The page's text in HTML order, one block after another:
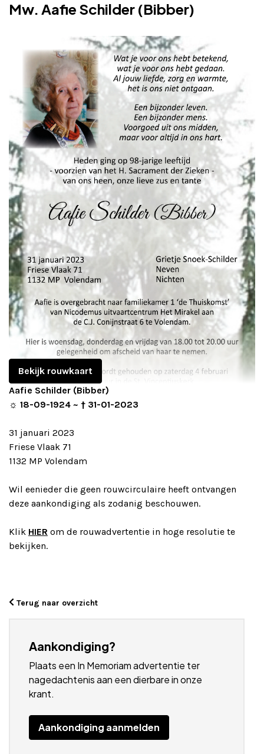
Adverteren
Adreswijziging
Contact
Mw. Aafie Schilder (Bibber)
Bekijk rouwkaart
Aafie Schilder (Bibber)
☼ 18-09-1924 ~ † 31-01-2023
31 januari 2023
Friese Vlaak 71
1132 MP Volendam
Wil eenieder die geen rouwcirculaire heeft ontvangen
deze aankondiging als zodanig beschouwen.
Klik HIER om de rouwadvertentie in hoge resolutie te
bekijken.
Terug naar overzicht
Aankondiging?
Plaats een In Memoriam advertentie ter
nagedachtenis aan een dierbare in onze
krant.
Aankondiging aanmelden